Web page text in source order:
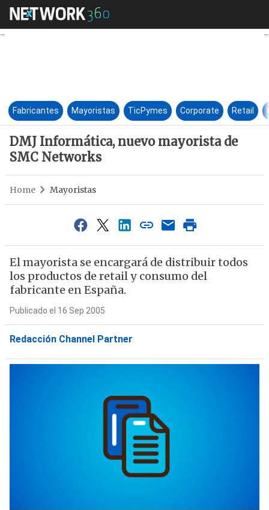
DMJ Informática, nuevo
Fabricantes Mayoristas TicPymes Corporate Retail
DMJ Informática, nuevo mayorista de
SMC Networks
Home Mayoristas
El mayorista se encargará de distribuir todos
los productos de retail y consumo del
fabricante en España.
Publicado el 16 Sep 2005
Redacción Channel Partner